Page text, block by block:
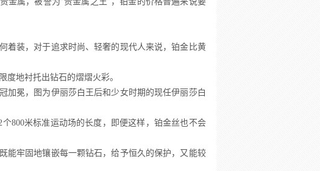
着装，对于追求时尚、轻奢的现代人来说，铂金比黄
度地衬托出钻石的熠熠火彩。
加冕，图为伊丽莎白王后和少女时期的现任伊丽莎白
800米标准运动场的长度，即便这样，铂金丝也不会
能牢固地镶嵌每一颗钻石，给予恒久的保护，又能较